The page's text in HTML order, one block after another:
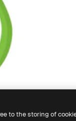
to the storing of